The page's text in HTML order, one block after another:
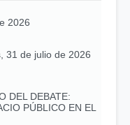
2026
31 de julio de 2026
DEL DEBATE:
PÚBLICO EN EL